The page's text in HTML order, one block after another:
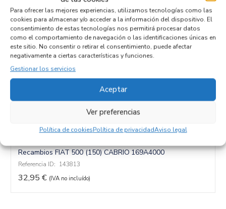
Para ofrecer las mejores experiencias, utilizamos tecnologías como las
cookies para almacenar y/o acceder a la información del dispositivo. El
consentimiento de estas tecnologías nos permitirá procesar datos
como el comportamiento de navegación o las identificaciones únicas en
este sitio. No consentir o retirar el consentimiento, puede afectar
negativamente a ciertas características y funciones.
Gestionar los servicios
Aceptar
Ver preferencias
Política de cookiesPolítica de privacidadAviso legal
Tipo de
combustible
Sin plomo 95
Código motor
169A4000
Código cambio
Productos relacionados
Recambios FIAT500 (150) CABRIO169A4000
Referencia ID: 143813
32,95 € (IVA no incluído)